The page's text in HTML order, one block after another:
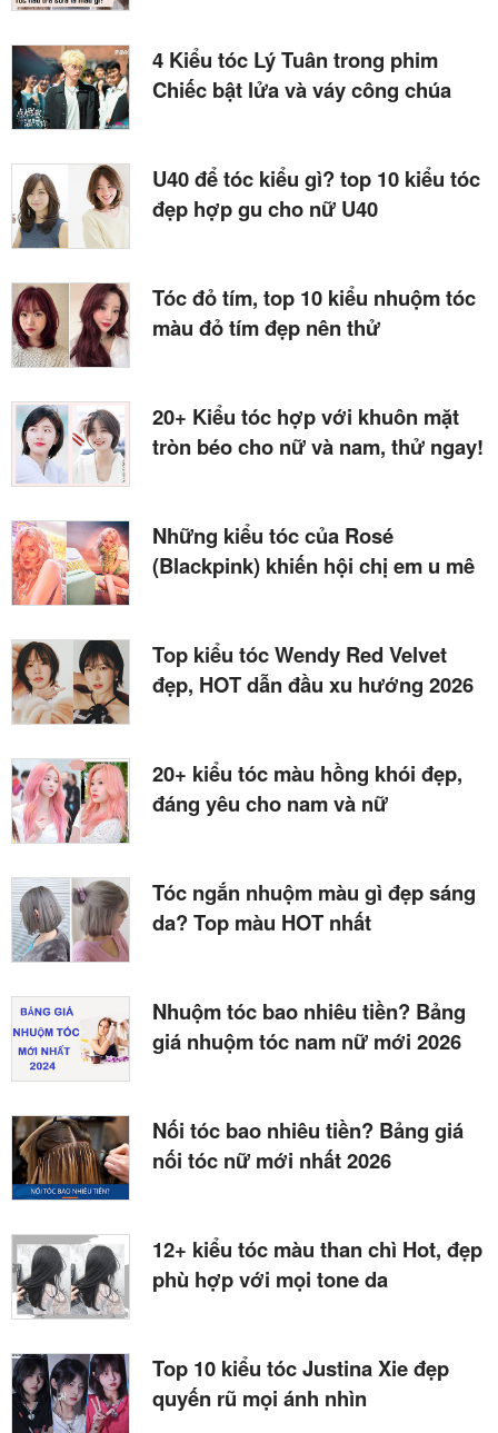
4 Kiểu tóc Lý Tuân trong phim
Chiếc bật lửa và váy công chúa
U40 để tóc kiểu gì? top 10 kiểu tóc
đẹp hợp gu cho nữ U40
Tóc đỏ tím, top 10 kiểu nhuộm tóc
màu đỏ tím đẹp nên thử
20+ Kiểu tóc hợp với khuôn mặt
tròn béo cho nữ và nam, thử ngay!
Những kiểu tóc của Rosé
(Blackpink) khiến hội chị em u mê
Top kiểu tóc Wendy Red Velvet
đẹp, HOT dẫn đầu xu hướng 2026
20+ kiểu tóc màu hồng khói đẹp,
đáng yêu cho nam và nữ
Tóc ngắn nhuộm màu gì đẹp sáng
da? Top màu HOT nhất
Nhuộm tóc bao nhiêu tiền? Bảng
giá nhuộm tóc nam nữ mới 2026
Nối tóc bao nhiêu tiền? Bảng giá
nối tóc nữ mới nhất 2026
12+ kiểu tóc màu than chì Hot, đẹp
phù hợp với mọi tone da
Top 10 kiểu tóc Justina Xie đẹp
quyến rũ mọi ánh nhìn